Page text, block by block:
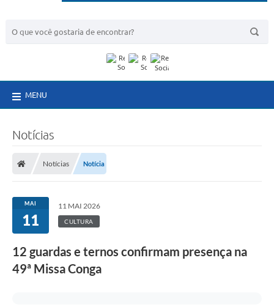
MENU
Notícias
Notícias Notícia
MAI
11
11 MAI 2026
CULTURA
12 guardas e ternos confirmam presença na
49ª Missa Conga